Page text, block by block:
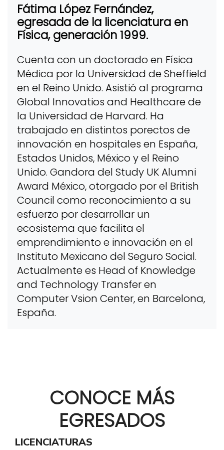
Fátima López Fernández,
egresada de la licenciatura en
Física, generación 1999.
Cuenta con un doctorado en Física
Médica por la Universidad de Sheffield
en el Reino Unido. Asistió al programa
Global Innovatios and Healthcare de
la Universidad de Harvard. Ha
trabajado en distintos porectos de
innovación en hospitales en España,
Estados Unidos, México y el Reino
Unido. Gandora del Study UK Alumni
Award México, otorgado por el British
Council como reconocimiento a su
esfuerzo por desarrollar un
ecosistema que facilita el
emprendimiento e innovación en el
Instituto Mexicano del Seguro Social.
Actualmente es Head of Knowledge
and Technology Transfer en
Computer Vsion Center, en Barcelona,
España.
CONOCE MÁS
EGRESADOS
LICENCIATURAS